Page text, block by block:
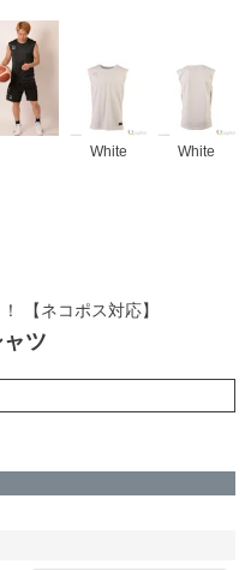
White White
【ネコポス対応】
ツ